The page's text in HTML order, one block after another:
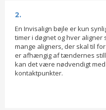
2.
En Invisalign bøjle er kun
timer i døgnet og hver aligner
mange aligners, der skal til
er afhængig af tændernes
kan det være nødvendigt
kontaktpunkter.​